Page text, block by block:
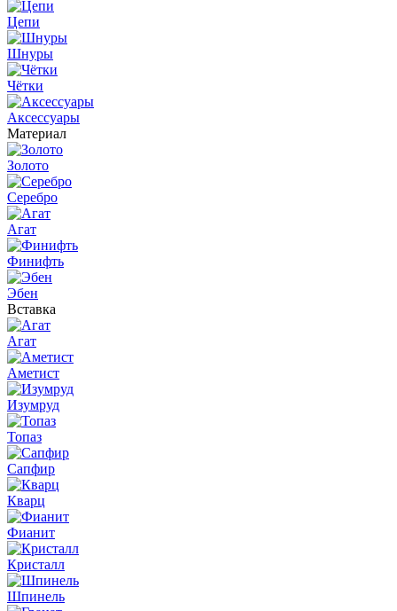
Цепи
Шнуры
Чётки
Аксессуары
Материал
Золото
Серебро
Агат
Финифть
Эбен
Вставка
Агат
Аметист
Изумруд
Топаз
Сапфир
Кварц
Фианит
Кристалл
Шпинель